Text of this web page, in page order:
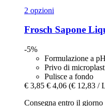
2 opzioni
Frosch Sapone
-5%
Formulazione a
Privo di
Pulisce a fondo
€ 3,85 € 4,06 (€ 12,83 /
Consegna entro il giorno